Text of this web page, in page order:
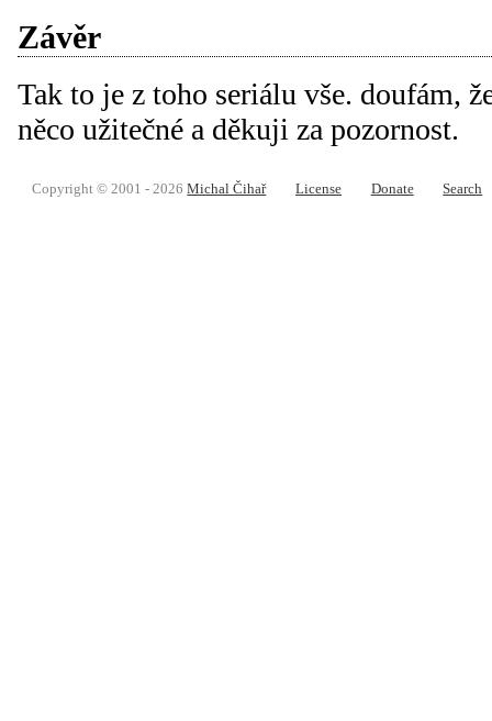
Závěr
Tak to je z toho seriálu vše. doufám,
něco užitečné a děkuji za pozornost.
Copyright © 2001 - 2026Michal Čihař License Donate Search